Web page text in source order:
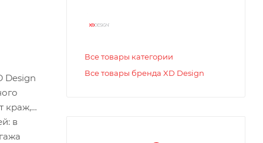
Design
краж,
в
Все товары категории
Все товары бренда XD Design